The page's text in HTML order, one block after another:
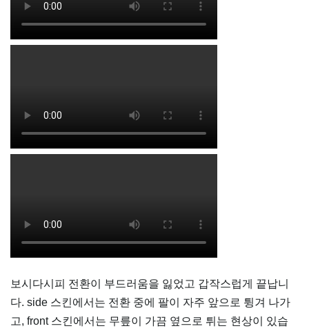
보시다시피 전환이 부드러움을 잃었고 갑작스럽게 끝납니
다. side 스킨에서는 전환 중에 팔이 자주 앞으로 튕겨 나가
고, front 스킨에서는 무릎이 가끔 옆으로 튀는 현상이 있습